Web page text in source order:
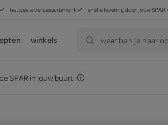
het beste vers assortiment snelle levering door jouw SPAR
winkels waar ben je naar
SPAR in jouw buurt